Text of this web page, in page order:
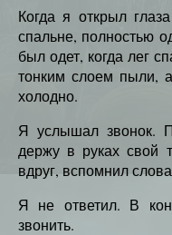
Когда я открыл
спальне, полностью
был одет, когда лег
тонким слоем пыли,
холодно.
Я услышал звонок.
держу в руках свой
вдруг, вспомнил
Я не ответил. В
звонить.